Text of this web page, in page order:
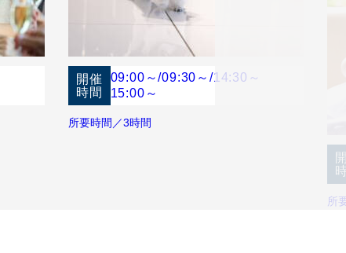
開催
時間
09:00～/09:30～/14:30～
15:00～
所要時間／3時間
所